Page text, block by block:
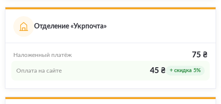
Отделение «Укрпочта»
Наложенный платёж 75 ₴
Оплата на сайте 45 ₴ + скидка 5%